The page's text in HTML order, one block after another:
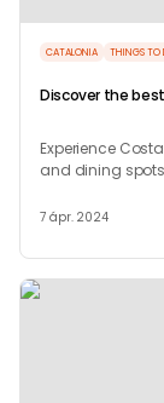
CATALONIA THINGS TO
Discover the
Experience
and dining
7 ápr. 2024